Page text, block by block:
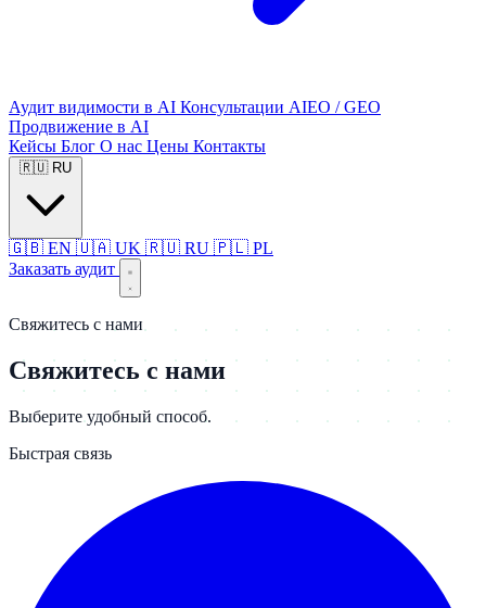
Аудит видимости в AI Консультации AIEO / GEO
Продвижение в AI
Кейсы Блог О нас Цены Контакты
🇷🇺 RU
🇬🇧 EN 🇺🇦 UK 🇷🇺 RU 🇵🇱 PL
Заказать аудит
Свяжитесь с нами
Свяжитесь с нами
Выберите удобный способ.
Быстрая связь